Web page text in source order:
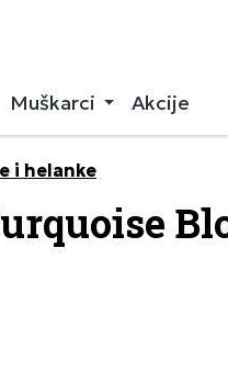
Muškarci Akcije
i helanke